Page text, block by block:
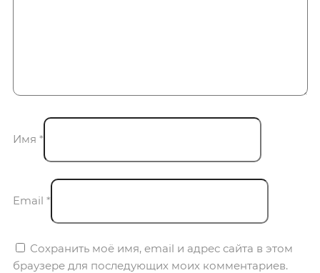
Имя *
Email *
Сохранить моё имя, email и адрес сайта в этом
браузере для последующих моих комментариев.